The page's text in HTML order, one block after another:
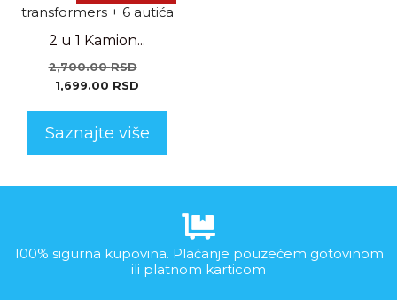
2 u 1 Kamion...
2,700.00RSD
1,699.00 RSD
Saznajte više
100% sigurna kupovina. Plaćanje pouzećem gotovinom
ili platnom karticom